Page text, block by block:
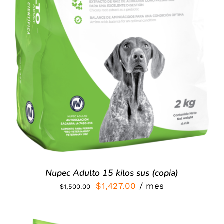
Nupec Adulto 15 kilos sus (copia)
$1,500.00
El
$1,427.00 El
/ mes